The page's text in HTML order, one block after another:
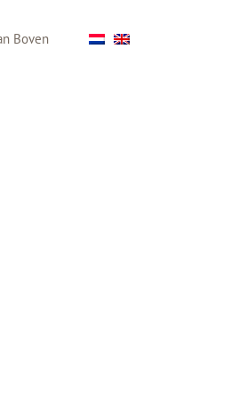
Boven